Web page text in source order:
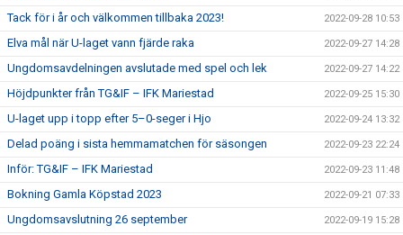
Tack för i år och välkommen tillbaka 2023! 2022-09-28 10:53
Elva mål när U-laget vann fjärde raka 2022-09-27 14:28
Ungdomsavdelningen avslutade med spel och lek 2022-09-27 14:22
Höjdpunkter från TG&IF – IFK Mariestad 2022-09-25 15:30
U-laget upp i topp efter 5–0-seger i Hjo 2022-09-24 13:32
Delad poäng i sista hemmamatchen för säsongen 2022-09-23 22:24
Inför: TG&IF – IFK Mariestad 2022-09-23 11:48
Bokning Gamla Köpstad 2023 2022-09-21 07:33
Ungdomsavslutning 26 september 2022-09-19 15:28